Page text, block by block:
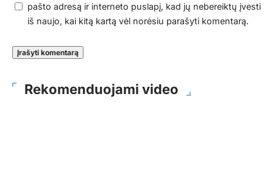
pašto adresą ir interneto puslapį, kad jų nebereiktų įvesti
iš naujo, kai kitą kartą vėl norėsiu parašyti komentarą.
Rekomenduojami video